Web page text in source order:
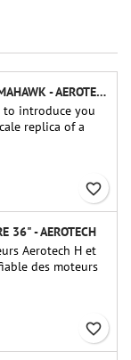
ROCKET KIT IQSY TOMAHAWK - AEROTECH
to introduce you
replica of a
small in size
higher-level kits.
favorite_border
36" - AEROTECH
Aerotech H et
des moteurs
favorite_border